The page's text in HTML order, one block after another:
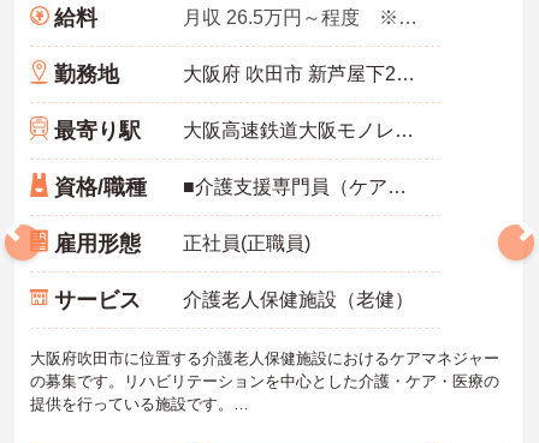
給料 月収 26.5万円～程度 ※諸手当込み
勤務地 大阪府 吹田市 新芦屋下27‐8
最寄り駅 大阪高速鉄道大阪モノレール「宇野辺駅」徒歩9分
資格/職種 ■介護支援専門員（ケアマネジャー） ■未経験・ブランク：可 ■普通自動車運転免許（AT限定可）
雇用形態 正社員(正職員)
サービス 介護老人保健施設（老健）
大阪府吹田市に位置する介護老人保健施設におけるケアマネジャー
の募集です。リハビリテーションを中心とした介護・ケア・医療の
提供を行っている施設です。